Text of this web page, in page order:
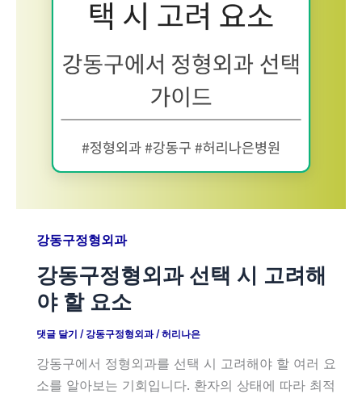
강동구정형외과
강동구정형외과 선택 시 고려해
야 할 요소
댓글 달기 / 강동구정형외과/허리나은
강동구에서 정형외과를 선택 시 고려해야 할 여러 요
소를 알아보는 기회입니다. 환자의 상태에 따라 최적